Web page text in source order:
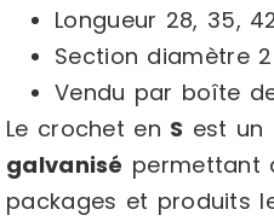
Longueur 28, 35,
Section diamètre
Vendu par boîte
Le crochet en S est un
galvanisé permettant
packages et produits